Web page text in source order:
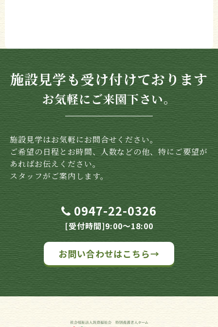
施設見学も受け付けております
お気軽にご来園下さい。
施設見学はお気軽にお問合せください。
ご希望の日程とお時間、人数などの他、特にご要望が
あればお伝えください。
スタッフがご案内します。
0947-22-0326
[受付時間]9:00～18:00
お問い合わせはこちら→